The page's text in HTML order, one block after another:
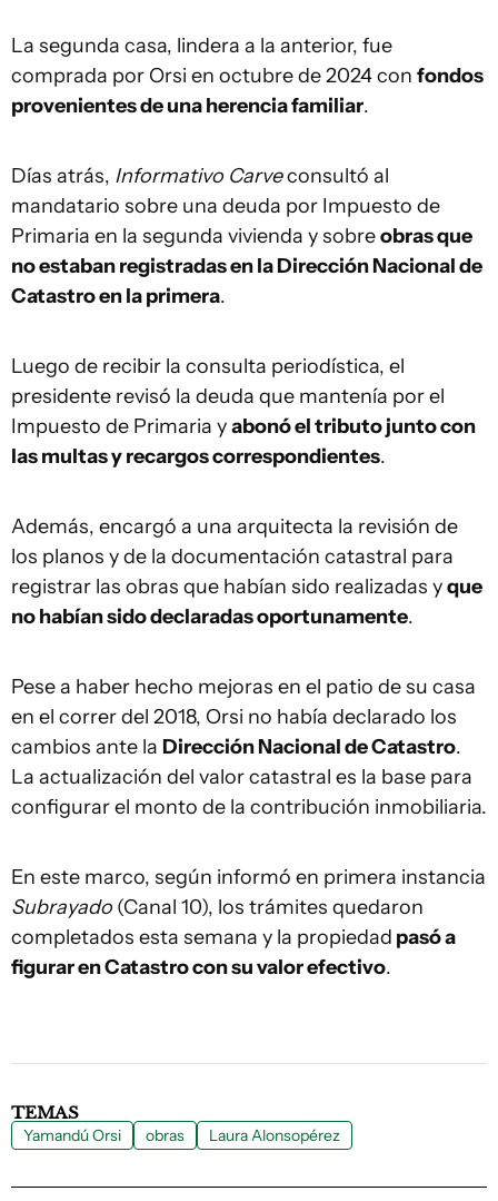
La segunda casa, lindera a la anterior, fue
comprada por Orsi en octubre de 2024 con fondos
provenientes de una herencia familiar.
Días atrás, Informativo Carveconsultó al
mandatario sobre una deuda por Impuesto de
Primaria en la segunda vivienda y sobreobras que
no estaban registradas en la Dirección Nacional de
Catastro en la primera.
Luego de recibir la consulta periodística, el
presidente revisó la deuda que mantenía por el
Impuesto de Primaria yabonó el tributo junto con
las multas y recargos correspondientes.
Además, encargó a una arquitecta la revisión de
los planos y de la documentación catastral para
registrar las obras que habían sido realizadas yque
no habían sido declaradas oportunamente.
Pese a haber hecho mejoras en el patio de su casa
en el correr del 2018, Orsi no había declarado los
cambios ante la Dirección Nacional de Catastro.
La actualización del valor catastral es la base para
configurar el monto de la contribución inmobiliaria.
En este marco, según informó en primera instancia
Subrayado (Canal 10), los trámites quedaron
completados esta semana y la propiedad pasó a
figurar en Catastro con su valor efectivo.
TEMAS
Yamandú Orsi obras Laura Alonsopérez